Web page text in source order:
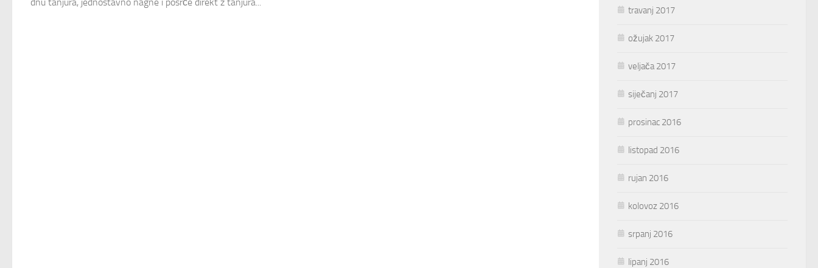
travanj 2017
ožujak 2017
veljača 2017
siječanj 2017
prosinac 2016
listopad 2016
rujan 2016
kolovoz 2016
srpanj 2016
lipanj 2016